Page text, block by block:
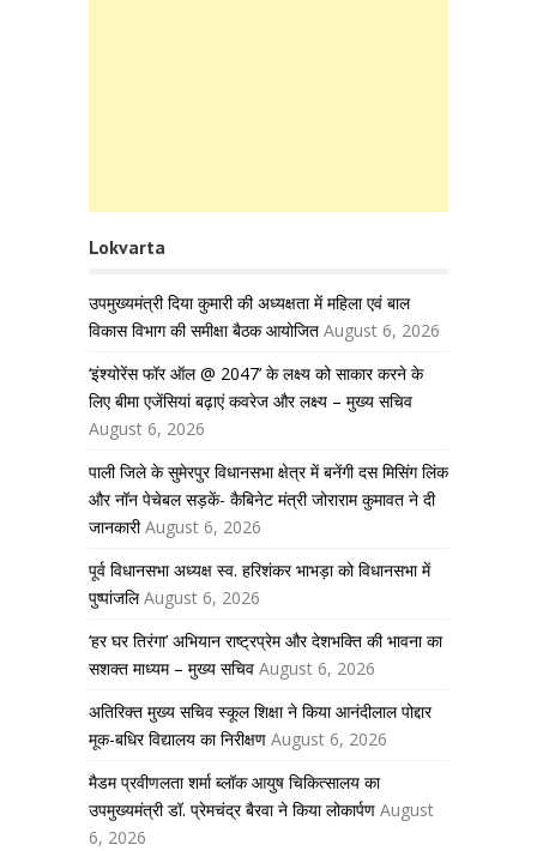
Lokvarta
उपमुख्यमंत्री दिया कुमारी की अध्यक्षता में महिला एवं बाल
विकास विभाग की समीक्षा बैठक आयोजित August 6, 2026
‘इंश्योरेंस फॉर ऑल @ 2047’ के लक्ष्य को साकार करने के
लिए बीमा एजेंसियां बढ़ाएं कवरेज और लक्ष्य – मुख्य सचिव
August 6, 2026
पाली जिले के सुमेरपुर विधानसभा क्षेत्र में बनेंगी दस मिसिंग लिंक
और नॉन पेचेबल सड़कें- कैबिनेट मंत्री जोराराम कुमावत ने दी
जानकारी August 6, 2026
पूर्व विधानसभा अध्यक्ष स्व. हरिशंकर भाभड़ा को विधानसभा में
पुष्पांजलि August 6, 2026
‘हर घर तिरंगा’ अभियान राष्ट्रप्रेम और देशभक्ति की भावना का
सशक्त माध्यम – मुख्य सचिव August 6, 2026
अतिरिक्त मुख्य सचिव स्कूल शिक्षा ने किया आनंदीलाल पोद्दार
मूक-बधिर विद्यालय का निरीक्षण August 6, 2026
मैडम प्रवीणलता शर्मा ब्लॉक आयुष चिकित्सालय का
उपमुख्यमंत्री डॉ. प्रेमचंद्र बैरवा ने किया लोकार्पण August
6, 2026